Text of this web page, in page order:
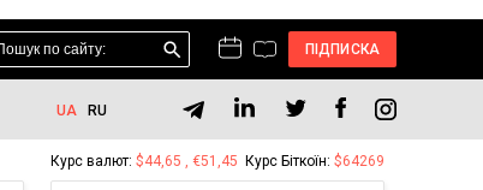
ПІДПИСКА
UA RU
Курс валют: $44,65 , €51,45 Курс Біткоїн: $64269